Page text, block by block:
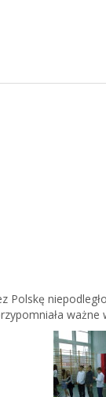
Polskę
ważne